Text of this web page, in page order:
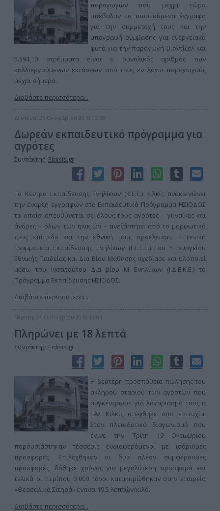
παραγωγών που μέχρι τώρα
υπέβαλαν τα απαιτούμενα έγγραφα
για την συμμετοχή τους και την
υπογραφή σύμβασης για ενεργειακά
φυτά για την παραγωγή βιοντίζελ και
5.394,10 στρέμματα είναι ο συνολικός αριθμός των
καλλιεργούμενων εκτάσεων από τους εν λόγω παραγωγούς
μέχρι σήμερα.
Διαβάστε περισσότερα...
Δευτέρα, 25 Οκτωβρίου 2010 09:30
Δωρεάν εκπαιδευτικό πρόγραμμα για
αγρότες
Συντάκτης: Eidisis.gr
Το Κέντρο Εκπαίδευσης Ενηλίκων (Κ.Ε.Ε.) Κιλκίς ανακοινώνει
την έναρξη εγγραφών στο Εκπαιδευτικό Πρόγραμμα ΗΣΙΟΔΟΣ
το οποίο απευθύνεται σε όλους τους αγρότες – γυναίκες και
άνδρες – όλων των ηλικιών – ανεξάρτητα από το μορφωτικό
τους επίπεδο και την εθνική τους προέλευση. Η Γενική
Γραμματεία Εκπαίδευσης Ενηλίκων (Γ.Γ.Ε.Ε.) του Υπουργείου
Εθνικής Παιδείας και Δια Βίου Μάθησης σχεδίασε και υλοποιεί
μέσω του Ινστιτούτου Δια βίου Μ Ενηλίκων (Ι.Δ.Ε.Κ.Ε.) το
Πρόγραμμα Εκπαίδευσης ΗΣΙΟΔΟΣ.
Διαβάστε περισσότερα...
Πέμπτη, 21 Οκτωβρίου 2010 13:04
Πληρώνει με 18 λεπτά
Συντάκτης: Eidisis.gr
Η δεύτερη προσπάθεια πώλησης του
σκληρού σταριού των αγροτών που
συγκέντρωσε για λογαριασμό τους η
ΕΑΣ Κιλκίς στέφθηκε από επιτυχία.
Στον πλειοδοτικό διαγωνισμό που
έγινε την Τρίτη 19 Οκτωβρίου
παρουσιάστηκαν τέσσερις ενδιαφερόμενοι με ισάριθμες
προσφορές. Επιλέχθηκαν οι δυο πλέον συμφέρουσες
προσφορές, δόθηκε χρόνος για μεγαλύτερη προσφορά και
τελικά οι περίπου 3.000 τόνοι κατακυρώθηκαν στην εταιρεία
«Θεσσαλικά Σιτηρά» έναντι 19,5 λεπτών/κιλό.
Διαβάστε περισσότερα...